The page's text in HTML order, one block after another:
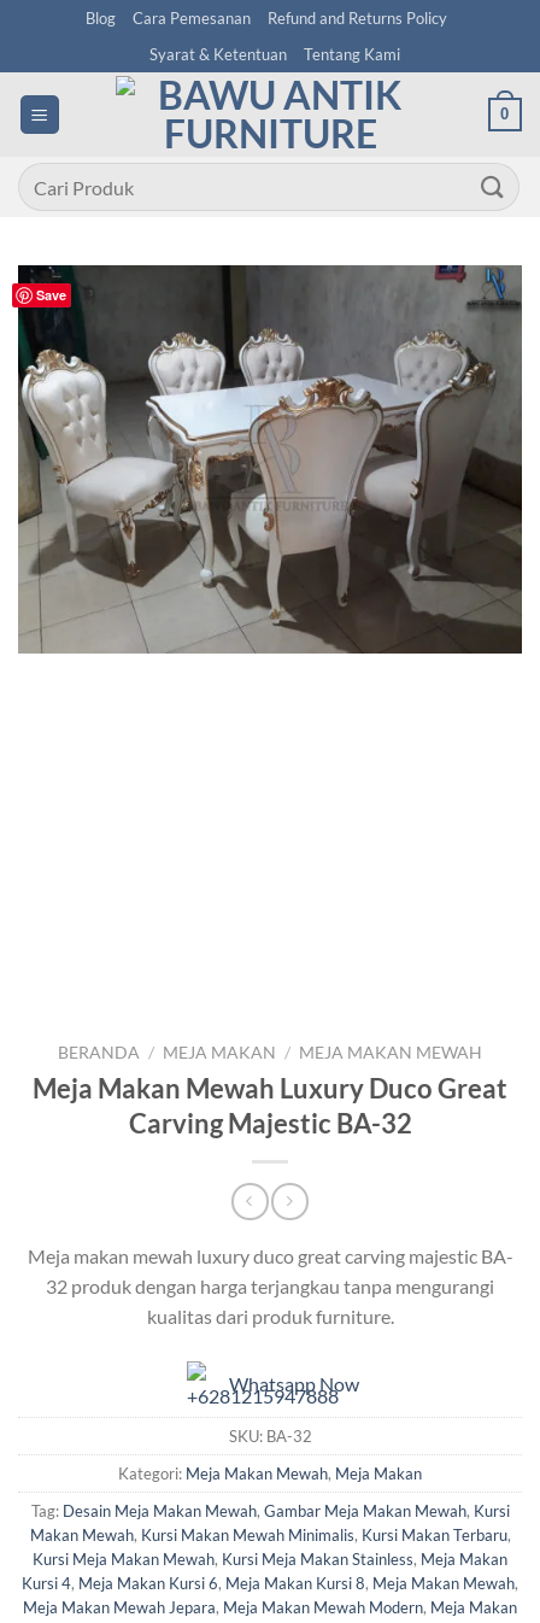
content
Blog Cara Pemesanan
Refund and Returns Policy
Syarat & Ketentuan
Tentang Kami
0
Pencarian
untuk:
Save
BERANDA / MEJA MAKAN / MEJA MAKAN MEWAH
Meja Makan Mewah Luxury Duco Great
Carving Majestic BA-32
Meja makan mewah luxury duco great carving majestic BA-
32 produk dengan harga terjangkau tanpa mengurangi
kualitas dari produk furniture.
Whatsapp Now
SKU: BA-32
Kategori: Meja Makan Mewah, Meja Makan
Tag: Desain Meja Makan Mewah, Gambar Meja Makan Mewah, Kursi
Makan Mewah, Kursi Makan Mewah Minimalis, Kursi Makan Terbaru,
Kursi Meja Makan Mewah, Kursi Meja Makan Stainless, Meja Makan
Kursi 4, Meja Makan Kursi 6, Meja Makan Kursi 8, Meja Makan Mewah,
Meja Makan Mewah Jepara, Meja Makan Mewah Modern, Meja Makan